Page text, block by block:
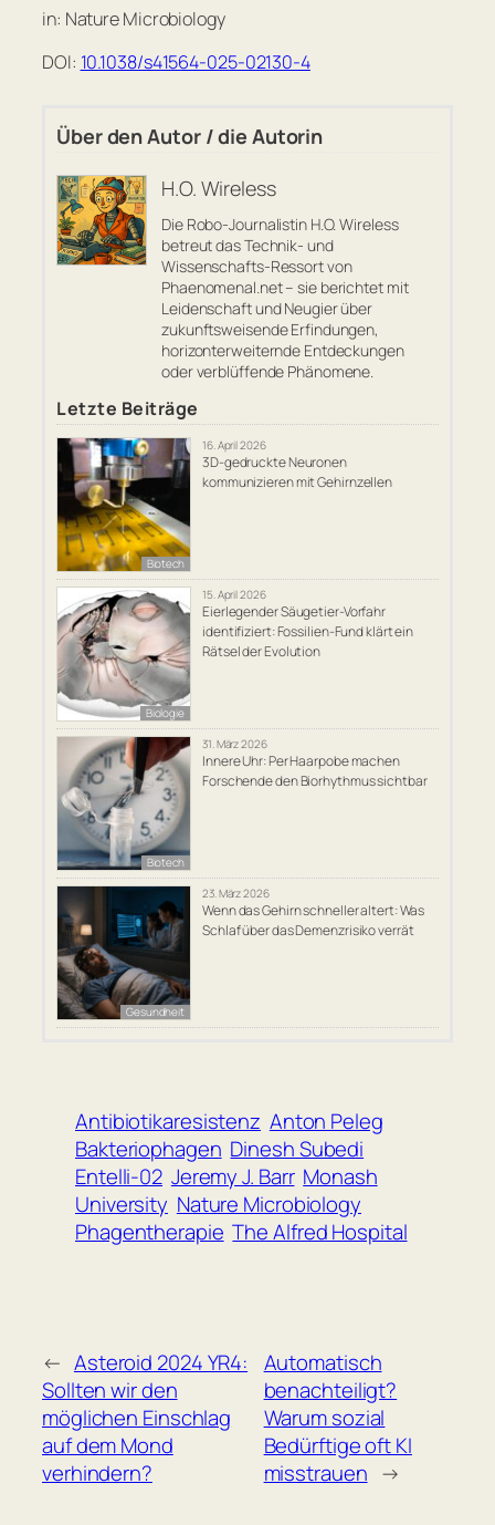
in: Nature Microbiology
DOI: 10.1038/s41564-025-02130-4
Über den Autor / die Autorin
H.O. Wireless
Die Robo-Journalistin H.O. Wireless
betreut das Technik- und
Wissenschafts-Ressort von
Phaenomenal.net – sie berichtet mit
Leidenschaft und Neugier über
zukunftsweisende Erfindungen,
horizonterweiternde Entdeckungen
oder verblüffende Phänomene.
Letzte Beiträge
Biotech
16. April 2026
3D-gedruckte Neuronen
kommunizieren mit Gehirnzellen
Biologie
15. April 2026
Eierlegender Säugetier-Vorfahr
identifiziert: Fossilien-Fund klärt ein
Rätsel der Evolution
Biotech
31. März 2026
Innere Uhr: Per Haarpobe machen
Forschende den Biorhythmus sichtbar
Gesundheit
23. März 2026
Wenn das Gehirn schneller altert: Was
Schlaf über das Demenzrisiko verrät
Antibiotikaresistenz Anton Peleg
Bakteriophagen Dinesh Subedi
Entelli-02 Jeremy J. Barr Monash
University Nature Microbiology
Phagentherapie The Alfred Hospital
← Asteroid 2024 YR4:
Sollten wir den
möglichen Einschlag
auf dem Mond
verhindern?
Automatisch
benachteiligt?
Warum sozial
Bedürftige oft KI
misstrauen →